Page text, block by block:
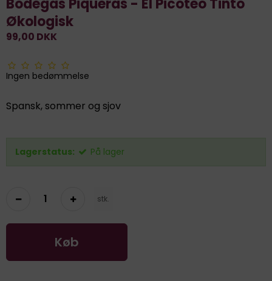
Bodegas Piqueras - El Picoteo Tinto
Økologisk
99,00 DKK
Ingen bedømmelse
Spansk, sommer og sjov
Lagerstatus: På lager
stk.
Køb